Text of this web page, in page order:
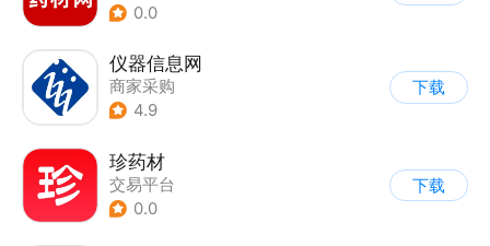
0.0
仪器信息网
商家采购
4.9
下载
珍药材
交易平台
0.0
下载